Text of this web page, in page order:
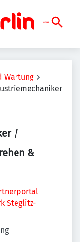
Wartung
/
&
Steglitz-